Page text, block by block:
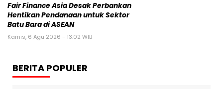
Fair Finance Asia Desak Perbankan
Hentikan Pendanaan untuk Sektor
Batu Bara di ASEAN
Kamis, 6 Agu 2026 - 13:02 WIB
BERITA POPULER